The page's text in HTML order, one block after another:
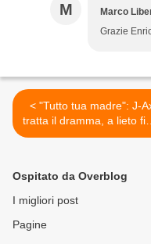
M Marco
Grazie
< "Tutto tua madre": J-Ax
tratta il dramma, a lieto
di un figlio che non
Ospitato da Overblog
I migliori post
Pagine